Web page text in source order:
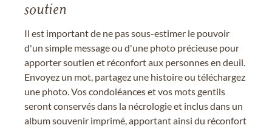
soutien
Il est important de ne pas sous-estimer le pouvoir
d'un simple message ou d'une photo précieuse pour
apporter soutien et réconfort aux personnes en deuil.
Envoyez un mot, partagez une histoire ou téléchargez
une photo. Vos condoléances et vos mots gentils
seront conservés dans la nécrologie et inclus dans un
album souvenir imprimé, apportant ainsi du réconfort